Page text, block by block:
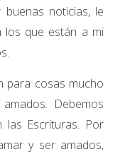
noticias, le
los que están a mi
para cosas mucho
Debemos
las Escrituras. Por
y ser amados,